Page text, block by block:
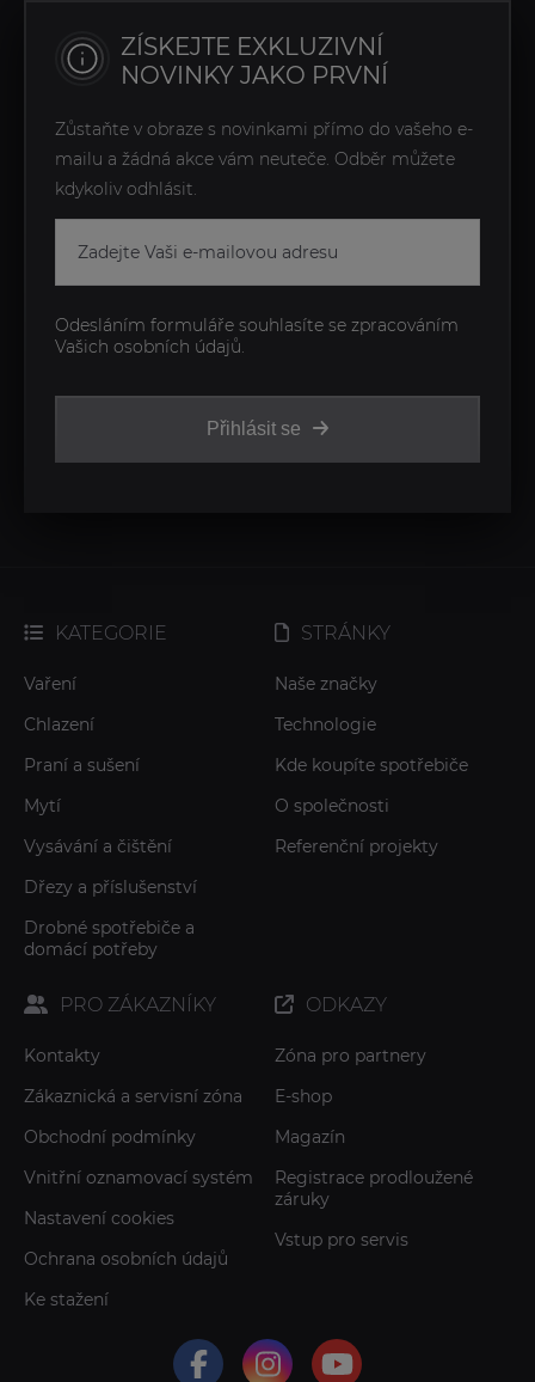
ZÍSKEJTE EXKLUZIVNÍ
NOVINKY JAKO PRVNÍ
Zůstaňte v obraze s novinkami přímo do vašeho e-
mailu a žádná akce vám neuteče. Odběr můžete
kdykoliv odhlásit.
Přihlásit se
Odesláním formuláře souhlasíte se zpracováním
Vašich osobních údajů.
KATEGORIE
Vaření
Chlazení
Praní a sušení
Mytí
Vysávání a čištění
Dřezy a příslušenství
Drobné spotřebiče a
domácí potřeby
STRÁNKY
Naše značky
Technologie
Kde koupíte spotřebiče
O společnosti
Referenční projekty
PRO ZÁKAZNÍKY
Kontakty
Zákaznická a servisní zóna
Obchodní podmínky
Vnitřní oznamovací systém
Nastavení cookies
Ochrana osobních údajů
Ke stažení
ODKAZY
Zóna pro partnery
E-shop
Magazín
Registrace prodloužené
záruky
Vstup pro servis